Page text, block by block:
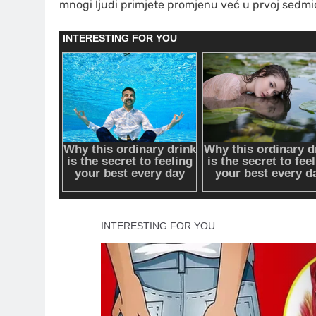
mnogi ljudi primjete promjenu već u prvoj